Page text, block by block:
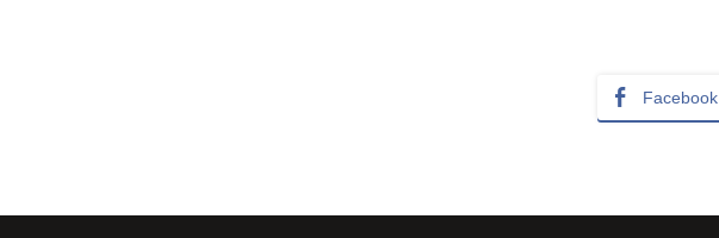
Facebook